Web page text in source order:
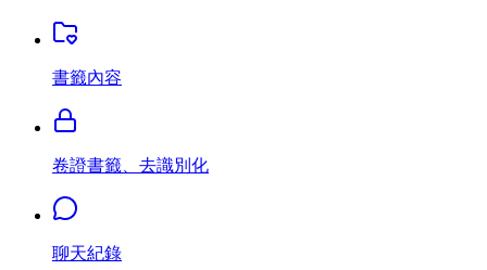
書籤內容
卷證書籤、去識別化
聊天紀錄